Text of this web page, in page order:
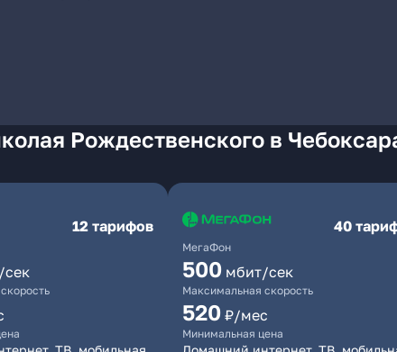
Рождественского в
12 тарифов
МегаФон
40
500 мбит/сек
Максимальная скорость
520 ₽/мес
Минимальная цена